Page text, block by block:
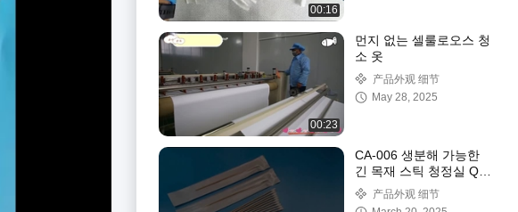
00:16
00:23
먼지 없는 셀룰로오스 청
소 옷
产品外观 细节
May 28, 2025
CA-006 생분해 가능한
긴 목재 스틱 청정실 Q
팁 산업용 면화 잎 청소
스랩 스틱
产品外观 细节